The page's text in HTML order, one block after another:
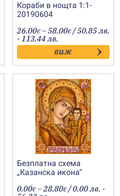
Кораби в нощта 1:1-
20190604
26.00€ –58.00€Price
range:
26.00€
through
58.00€
/ 50.85 лв.
- 113.44 лв.
виж
Безплатна схема
„Казанска икона“
0.00€ –28.80€Price
/ 0.00 лв. -